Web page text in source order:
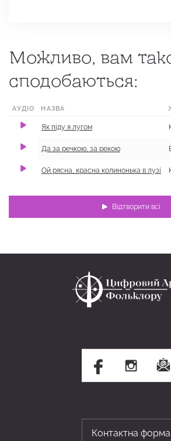
Можливо, вам
сподобаються:
АУДІО НАЗВА
Як піду я лугом
Да за речкою, за рекою
Ой рясна, красна колинонька в лузі
Відтворити всі
Контактна форма